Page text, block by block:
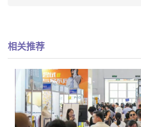
相关推荐